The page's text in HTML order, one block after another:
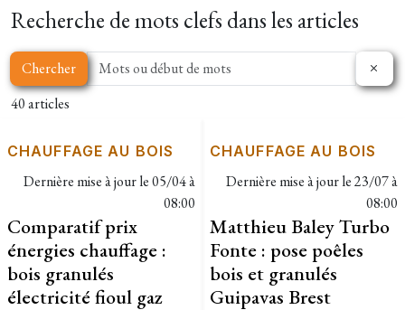
Recherche de mots clefs dans les articles
Chercher
40 articles
CHAUFFAGE AU BOIS
Dernière mise à jour le05/04 à
08:00
Comparatif prix
énergies chauffage :
bois granulés
électricité fioul gaz
CHAUFFAGE AU BOIS
Dernière mise à jour le23/07 à
08:00
Matthieu Baley Turbo
Fonte : pose poêles
bois et granulés
Guipavas Brest